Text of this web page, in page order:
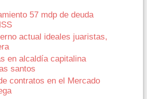
57 mdp de deuda
actual ideales juaristas,
en alcaldía capitalina
santos
contratos en el Mercado